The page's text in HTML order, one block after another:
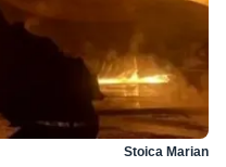
Stoica Marian